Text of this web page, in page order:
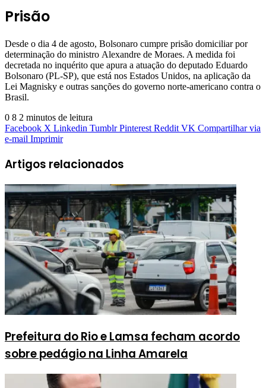
Prisão
Desde o dia 4 de agosto, Bolsonaro cumpre prisão domiciliar por
determinação do ministro Alexandre de Moraes. A medida foi
decretada no inquérito que apura a atuação do deputado Eduardo
Bolsonaro (PL-SP), que está nos Estados Unidos, na aplicação da
Lei Magnisky e outras sanções do governo norte-americano contra o
Brasil.
0 8 2 minutos de leitura
Facebook X Linkedin Tumblr Pinterest Reddit VK Compartilhar via
e-mail Imprimir
Artigos relacionados
Prefeitura do Rio e Lamsa fecham acordo
sobre pedágio na Linha Amarela